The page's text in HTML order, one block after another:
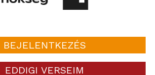
BEJELENTKEZÉS
EDDIGI VERSEIM